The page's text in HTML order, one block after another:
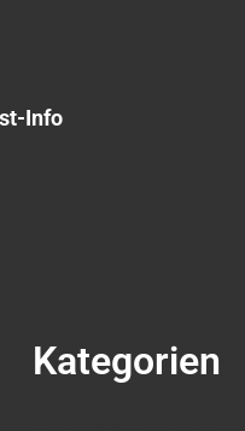
Info
Kategorien